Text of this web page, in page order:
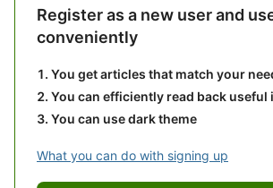
Register as a new user and
conveniently
You get articles that match your
You can efficiently read back
You can use dark theme
What you can do with signing up